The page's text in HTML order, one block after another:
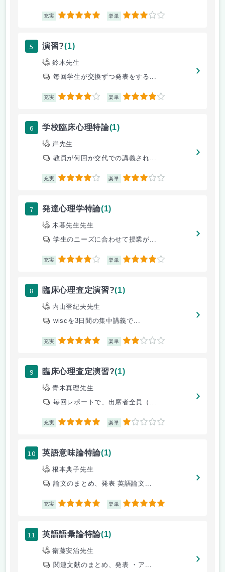
充実 5 楽単 3
5 演習?(1)
鈴木先生
毎回学生が交換ずつ発表をする...
充実 4 楽単 4
6 学校臨床心理特論(1)
岸先生
教員が何回か交代での講義され...
充実 4 楽単 3
7 発達心理学特論(1)
木暮先生先生
学生のニーズに合わせて授業が...
充実 4 楽単 4
8 臨床心理査定演習?(1)
内山登紀夫先生
wiscを3日間の集中講義で...
充実 5 楽単 2
9 臨床心理査定演習?(1)
青木真理先生
毎回レポートで、出席者全員（...
充実 5 楽単 1
10 英語意味論特論(1)
根本典子先生
論文のまとめ、発表 英語論文...
充実 5 楽単 5
11 英語語彙論特論(1)
衛藤安治先生
関連文献のまとめ、発表 ・ア...